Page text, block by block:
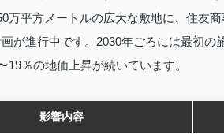
万平方メートルの広大な敷地に、住友
が進行中です。2030年ごろには最初
％の地価上昇が続いています。
影響内容